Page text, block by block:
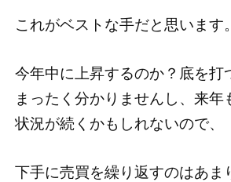
これがベストな手だと思います。
今年中に上昇するのか？底を打
まったく分かりませんし、来年
状況が続くかもしれないので、
下手に売買を繰り返すのはあま